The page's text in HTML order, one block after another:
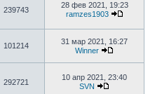
239743
28 фев 2021, 19:23
ramzes1903
101214
31 мар 2021, 16:27
Winner
292721
10 апр 2021, 23:40
SVN